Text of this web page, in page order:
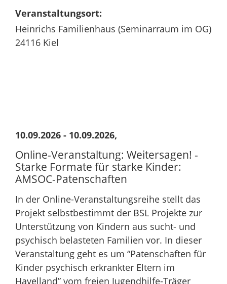
Veranstaltungsort:
Heinrichs Familienhaus (Seminarraum im OG)
24116 Kiel
10.09.2026 - 10.09.2026,
Online-Veranstaltung: Weitersagen! -
Starke Formate für starke Kinder:
AMSOC-Patenschaften
In der Online-Veranstaltungsreihe stellt das
Projekt selbstbestimmt der BSL Projekte zur
Unterstützung von Kindern aus sucht- und
psychisch belasteten Familien vor. In dieser
Veranstaltung geht es um “Patenschaften für
Kinder psychisch erkrankter Eltern im
Havelland” vom freien Jugendhilfe-Träger